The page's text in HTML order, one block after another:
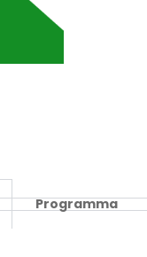
Programma